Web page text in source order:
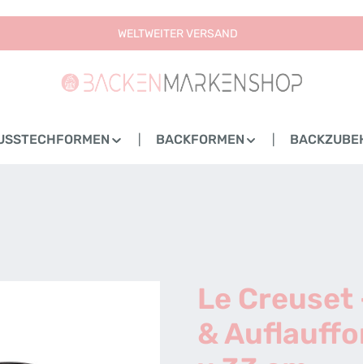
WELTWEITER VERSAND
BACKFORMEN
Le
&